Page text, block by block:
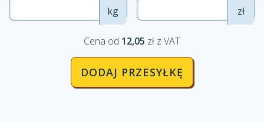
kg zł
Cena od 12,05 zł z VAT
DODAJ PRZESYŁKĘ